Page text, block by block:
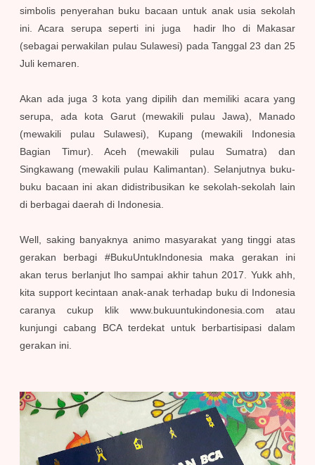
simbolis penyerahan buku bacaan untuk anak usia sekolah
ini. Acara serupa seperti ini juga hadir lho di Makasar
(sebagai perwakilan pulau Sulawesi) pada Tanggal 23 dan 25
Juli kemaren.
Akan ada juga 3 kota yang dipilih dan memiliki acara yang
serupa, ada kota Garut (mewakili pulau Jawa), Manado
(mewakili pulau Sulawesi), Kupang (mewakili Indonesia
Bagian Timur). Aceh (mewakili pulau Sumatra) dan
Singkawang (mewakili pulau Kalimantan). Selanjutnya buku-
buku bacaan ini akan didistribusikan ke sekolah-sekolah lain
di berbagai daerah di Indonesia.
Well, saking banyaknya animo masyarakat yang tinggi atas
gerakan berbagi #BukuUntukIndonesia maka gerakan ini
akan terus berlanjut lho sampai akhir tahun 2017. Yukk ahh,
kita support kecintaan anak-anak terhadap buku di Indonesia
caranya cukup klik www.bukuuntukindonesia.com atau
kunjungi cabang BCA terdekat untuk berbartisipasi dalam
gerakan ini.